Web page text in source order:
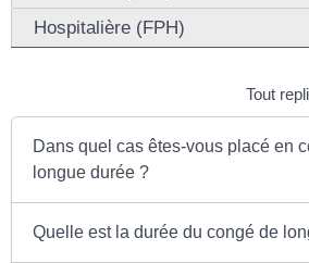
Hospitalière (FPH)
Tout
Dans quel cas êtes-vous placé en
longue durée ?
Quelle est la durée du congé de